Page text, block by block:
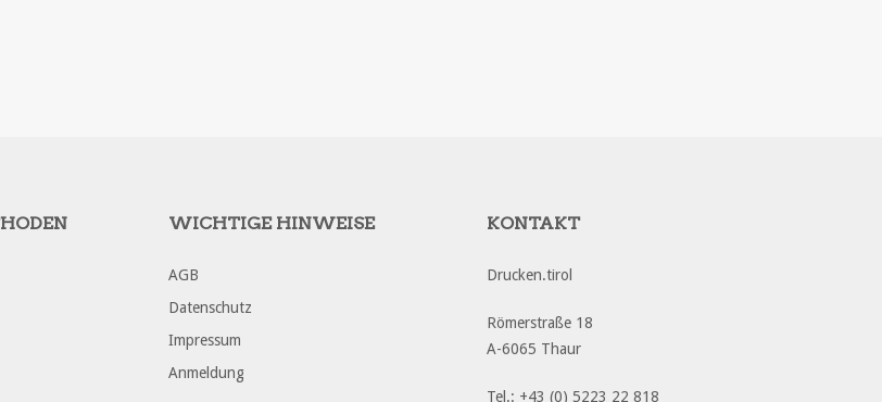
WICHTIGE HINWEISE
AGB
Datenschutz
Impressum
Anmeldung
KONTAKT
Drucken.tirol
Römerstraße 18
A-6065 Thaur
Tel.: +43 (0) 5223 22 818